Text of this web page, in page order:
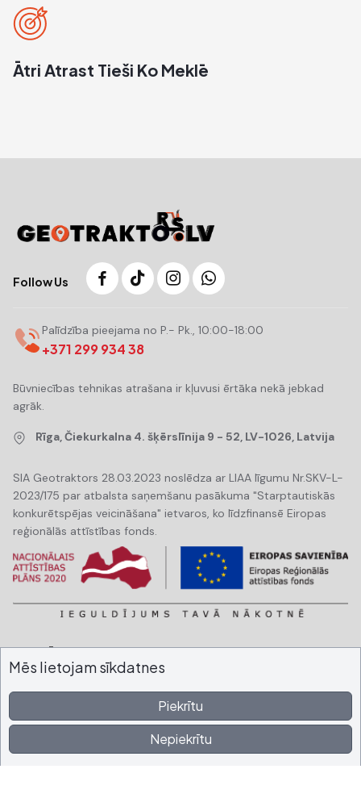
Ātri Atrast Tieši Ko Meklē
Follow Us
Palīdzība pieejama no P.- Pk., 10:00-18:00
+371 299 934 38
Būvniecības tehnikas atrašana ir kļuvusi ērtāka nekā jebkad
agrāk.
Rīga, Čiekurkalna 4. šķērslīnija 9 - 52, LV-1026, Latvija
SIA Geotraktors 28.03.2023 noslēdza ar LIAA līgumu Nr.SKV-L-
2023/175 par atbalsta saņemšanu pasākuma "Starptautiskās
konkurētspējas veicināšana" ietvaros, ko līdzfinansē Eiropas
reģionālās attīstības fonds.
Noderīgi
Nomas Līgumu Paraugi
Mēs lietojam sīkdatnes
Piekrītu
Nepiekrītu